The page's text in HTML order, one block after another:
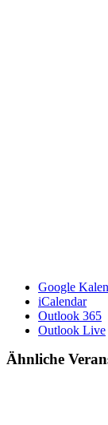
Google
iCalendar
Outlook 365
Outlook Live
Ähnliche